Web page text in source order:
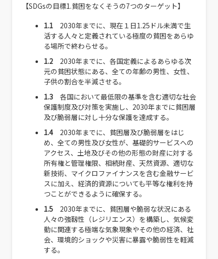
【SDGsの目標1.貧困をなくそうの7つのターゲット】
1.1 2030年までに、現在１日1.25ドル未満で生
活する人々と定義されている極度の貧困をあらゆ
る場所で終わらせる。
1.2 2030年までに、各国定義によるあらゆる次
元の貧困状態にある、全ての年齢の男性、女性、
子供の割合を半減させる。
1.3 各国において最低限の基準を含む適切な社会
保護制度及び対策を実施し、2030年までに貧困層
及び脆弱層に対し十分な保護を達成する。
1.4 2030年までに、貧困層及び脆弱層をはじ
め、全ての男性及び女性が、基礎的サービスへの
アクセス、土地及びその他の形態の財産に対する
所有権と管理権限、相続財産、天然資源、適切な
新技術、マイクロファイナンスを含む金融サービ
スに加え、経済的資源についても平等な権利を持
つことができるように確保する。
1.5 2030年までに、貧困層や脆弱な状況にある
人々の強靱性（レジリエンス）を構築し、気候変
動に関連する極端な気象現象やその他の経済、社
会、環境的ショックや災害に暴露や脆弱性を軽減
する。